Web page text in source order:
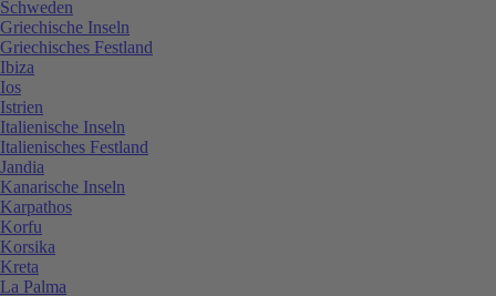
Schweden
Griechische Inseln
Griechisches Festland
Ibiza
Ios
Istrien
Italienische Inseln
Italienisches Festland
Jandia
Kanarische Inseln
Karpathos
Korfu
Korsika
Kreta
La Palma